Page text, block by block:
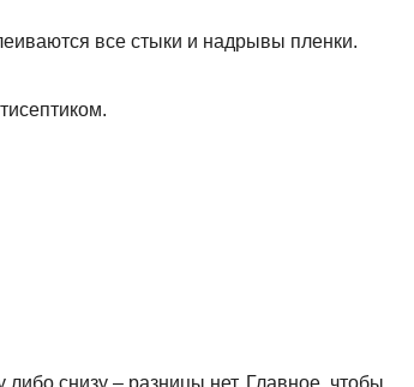
все стыки и надрывы пленки.
снизу – разницы нет. Главное, чтобы